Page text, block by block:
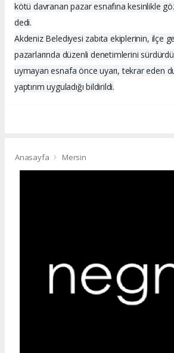
kötü davranan pazar esnafına kesinlikle
dedi.
Akdeniz Belediyesi zabıta ekiplerinin, ilçe
pazarlarında düzenli denetimlerini
uymayan esnafa önce uyarı, tekrar eden
yaptırım uyguladığı bildirildi.
Anasayfa Mersin